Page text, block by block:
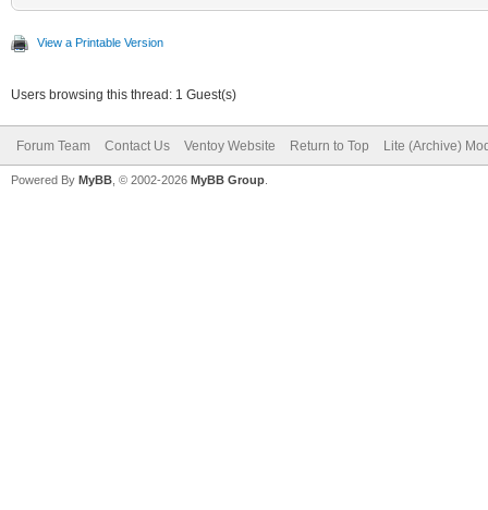
View a Printable Version
Users browsing this thread: 1 Guest(s)
Forum Team Contact Us Ventoy Website Return to Top Lite (Archive)
Powered By MyBB , © 2002-2026 MyBB Group